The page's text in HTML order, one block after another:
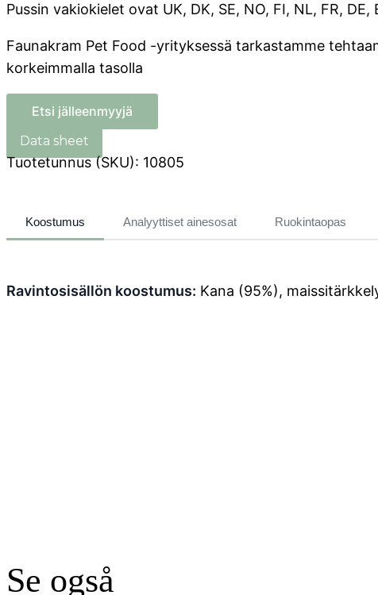
Pussin vakiokielet ovat UK, DK, SE, NO, FI, NL, FR, DE,
Faunakram Pet Food -yrityksessä tarkastamme
korkeimmalla tasolla
Etsi jälleenmyyjä
Tuotetunnus (SKU): 10805
Koostumus Analyyttiset ainesosat Ruokintaopas
Ravintosisällön koostumus: Kana (95%),
Se også